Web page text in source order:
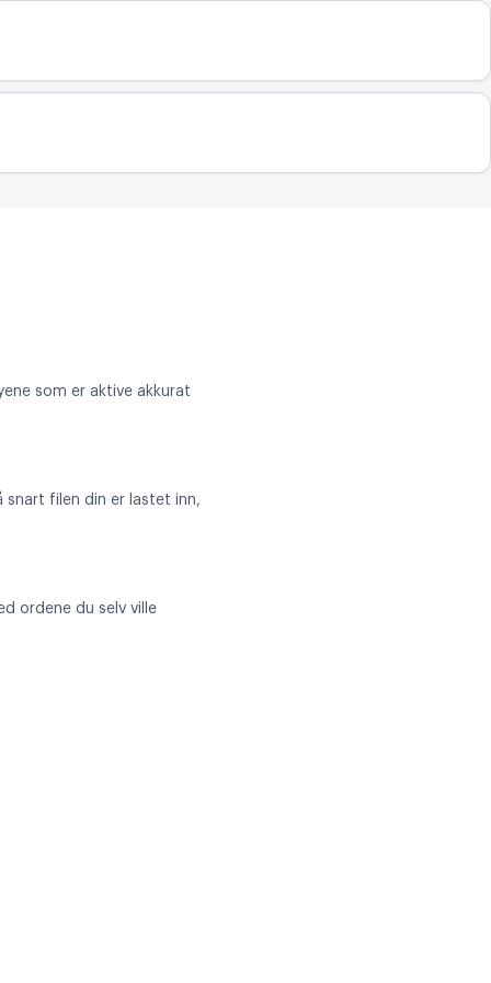
som er aktive akkurat
snart filen din er lastet inn,
ordene du selv ville